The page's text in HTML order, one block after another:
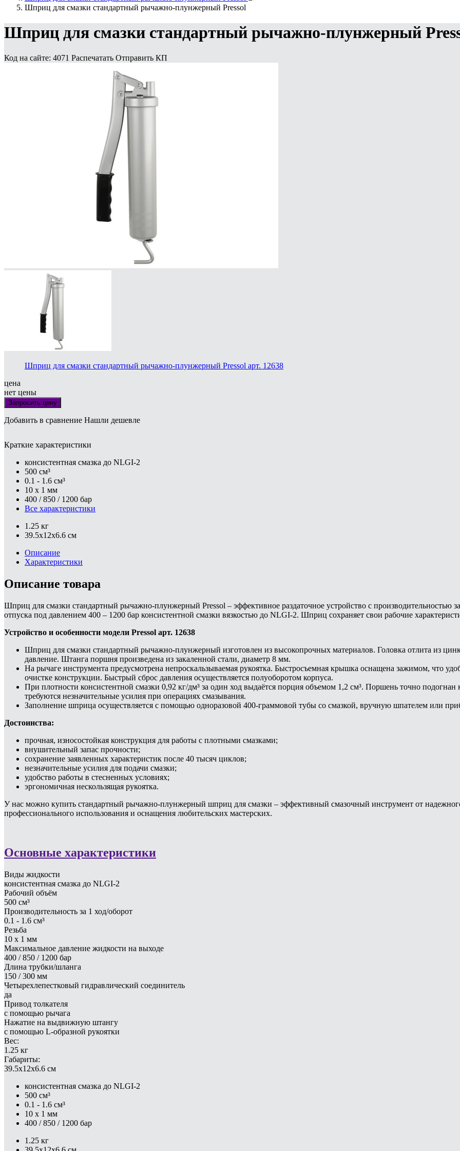
Шприц для смазки стандартный рычажно-плунжерный Pressol
Шприц для смазки стандартный рычажно-плунжерный
Код на сайте: 4071 Распечатать Отправить КП
Шприц для смазки стандартный рычажно-плунжерный Pressol арт. 12638
цена
нет цены
Запросить цену
Добавить в сравнение Нашли дешевле
Краткие характеристики
консистентная смазка до NLGI-2
500 см³
0.1 - 1.6 см³
10 х 1 мм
400 / 850 / 1200 бар
Все характеристики
1.25 кг
39.5x12x6.6 см
Описание
Характеристики
Описание товара
Шприц для смазки стандартный рычажно-плунжерный Pressol – эффективное раздаточное устройство с производительностью
отпуска под давлением 400 – 1200 бар консистентной смазки вязкостью до NLGI-2. Шприц сохраняет свои рабочие
Устройство и особенности модели Pressol арт. 12638
Шприц для смазки стандартный рычажно-плунжерный изготовлен из высокопрочных материалов. Головка отлита из
давление. Штанга поршня произведена из закаленной стали, диаметр 8 мм.
На рычаге инструмента предусмотрена непроскальзываемая рукоятка. Быстросъемная крышка оснащена зажимом, что
очистке конструкции. Быстрый сброс давления осуществляется полуоборотом корпуса.
При плотности консистентной смазки 0,92 кг/дм³ за один ход выдаётся порция объемом 1,2 см³. Поршень точно
требуются незначительные усилия при операциях смазывания.
Заполнение шприца осуществляется с помощью одноразовой 400-граммовой тубы со смазкой, вручную шпателем или
Достоинства:
прочная, износостойкая конструкция для работы с плотными смазками;
внушительный запас прочности;
сохранение заявленных характеристик после 40 тысяч циклов;
незначительные усилия для подачи смазки;
удобство работы в стесненных условиях;
эргономичная нескользящая рукоятка.
У нас можно купить стандартный рычажно-плунжерный шприц для смазки – эффективный смазочный инструмент от
профессионального использования и оснащения любительских мастерских.
Основные характеристики
Виды жидкости
консистентная смазка до NLGI-2
Рабочий объём
500 см³
Производительность за 1 ход/оборот
0.1 - 1.6 см³
Резьба
10 х 1 мм
Максимальное давление жидкости на выходе
400 / 850 / 1200 бар
Длина трубки/шланга
150 / 300 мм
Четырехлепестковый гидравлический соединитель
да
Привод толкателя
с помощью рычага
Нажатие на выдвижную штангу
с помощью L-образной рукоятки
Вес:
1.25 кг
Габариты:
39.5x12x6.6 см
консистентная смазка до NLGI-2
500 см³
0.1 - 1.6 см³
10 х 1 мм
400 / 850 / 1200 бар
1.25 кг